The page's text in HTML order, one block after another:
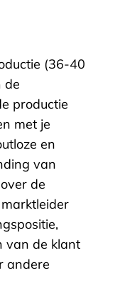
(36-40
de
productie
met je
en
van
de
van de klant
andere